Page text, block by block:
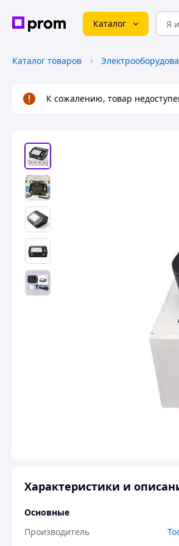
Каталог
Каталог товаров
К сожалению, товар
Характеристики и
Основные
Производитель